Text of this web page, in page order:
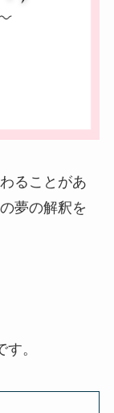
ることがあ
夢の解釈を
。